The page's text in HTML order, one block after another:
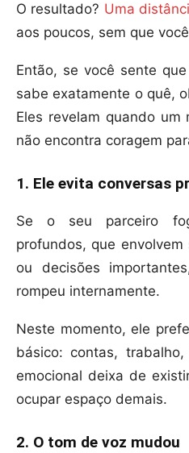
O resultado? Uma
aos poucos, sem que
Então, se você sente
sabe exatamente o quê,
Eles revelam quando
não encontra coragem
1. Ele evita conversas
Se o seu parceiro
profundos, que
ou decisões
rompeu internamente.
Neste momento, ele
básico: contas,
emocional deixa de
ocupar espaço demais.
2. O tom de voz mudou